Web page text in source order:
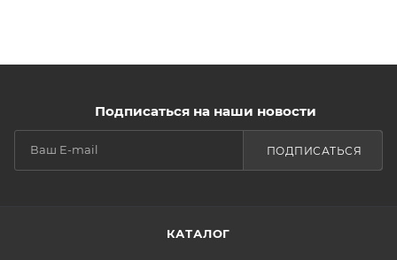
Подписаться на наши новости
ПОДПИСАТЬСЯ
КАТАЛОГ